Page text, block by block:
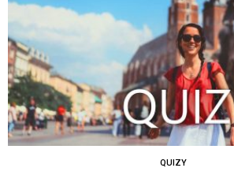
QUIZY